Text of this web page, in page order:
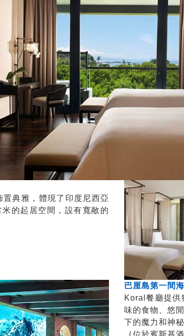
典雅，體現了印度尼西亞
的起居空間，設有寬敞的
巴厘島第一間
Koral餐廳提供
味的食物、悠
下的魔力和神
｛位於賓斯基